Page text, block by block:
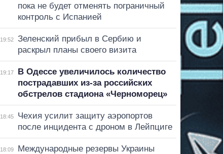
пока не будет отменять пограничный
контроль с Испанией
19:52
Зеленский прибыл в Сербию и
раскрыл планы своего визита
19:17
В Одессе увеличилось количество
пострадавших из-за российских
обстрелов стадиона «Черноморец»
18:45
Чехия усилит защиту аэропортов
после инцидента с дроном в Лейпциге
18:09
Международные резервы Украины